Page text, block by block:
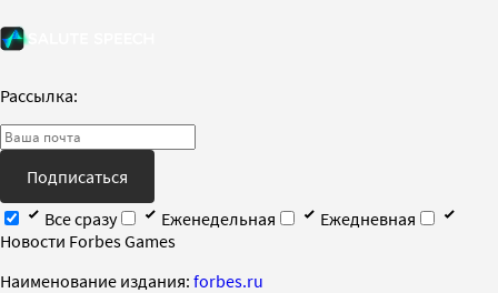
Рассылка:
Подписаться
Все сразу
Еженедельная
Ежедневная
Новости Forbes Games
Наименование издания: forbes.ru